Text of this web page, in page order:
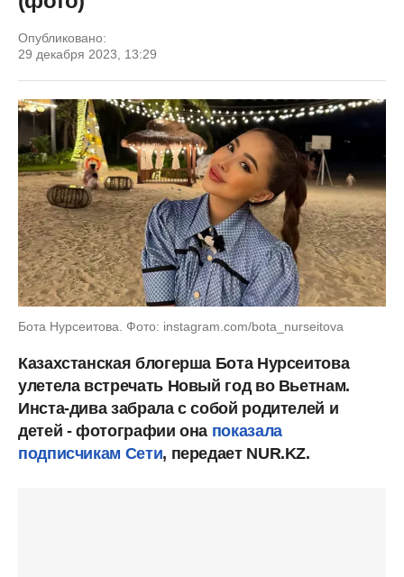
Опубликовано:
29 декабря 2023, 13:29
Бота Нурсеитова. Фото: instagram.com/bota_nurseitova
Казахстанская блогерша Бота Нурсеитова
улетела встречать Новый год во Вьетнам.
Инста-дива забрала с собой родителей и
детей - фотографии она показала
подписчикам Сети, передает NUR.KZ.